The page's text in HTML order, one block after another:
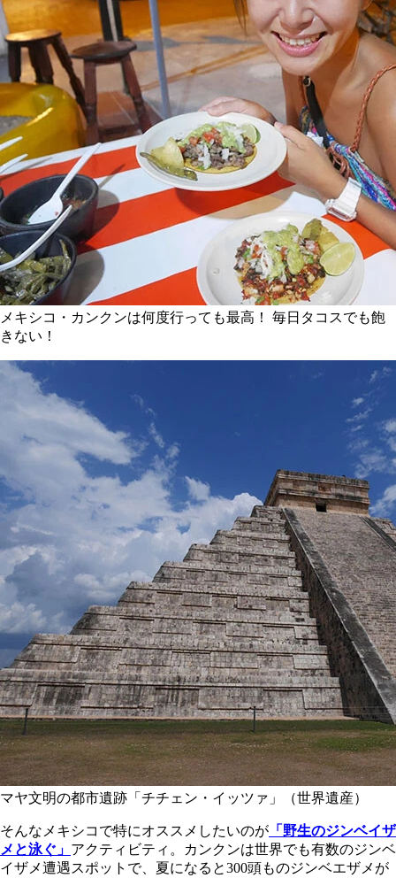
メキシコ・カンクンは何度行っても最高！ 毎日タコスでも飽
きない！
マヤ文明の都市遺跡「チチェン・イッツァ」（世界遺産）
そんなメキシコで特にオススメしたいのが 「野生のジンベイザ
メと泳ぐ」 アクティビティ。カンクンは世界でも有数のジンベ
イザメ遭遇スポットで、夏になると300頭ものジンベエザメが